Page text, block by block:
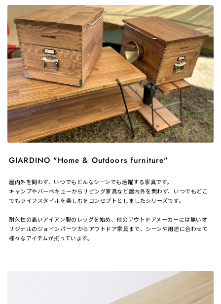
GIARDINO "Home & Outdoors furniture"
屋内外を問わず、いつでもどんなシーンでも活躍する家具です。
キャンプやバーベキューからリビング家具など屋内外を問わず、いつでもどこ
でもライフスタイルを楽しむをコンセプトとしましたシリーズです。
耐久性の高いアイアン製のレッグを始め、他のアウトドアメーカーには無いオ
リジナルのジョインパーツからアウトドア家具まで、シーンや用途に合わせて
様々なアイテムが揃っています。